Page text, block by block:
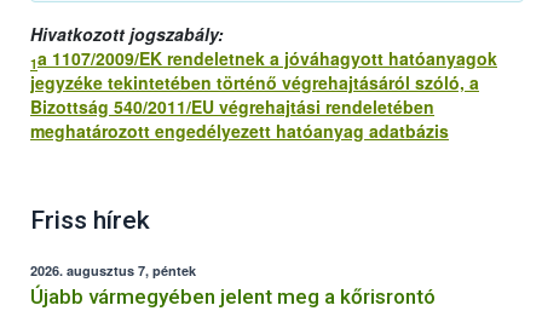
Hivatkozott jogszabály:
1a 1107/2009/EK rendeletnek a jóváhagyott hatóanyagok
jegyzéke tekintetében történő végrehajtásáról szóló, a
Bizottság 540/2011/EU végrehajtási rendeletében
meghatározott engedélyezett hatóanyag adatbázis
Friss hírek
2026. augusztus 7, péntek
Újabb vármegyében jelent meg a kőrisrontó